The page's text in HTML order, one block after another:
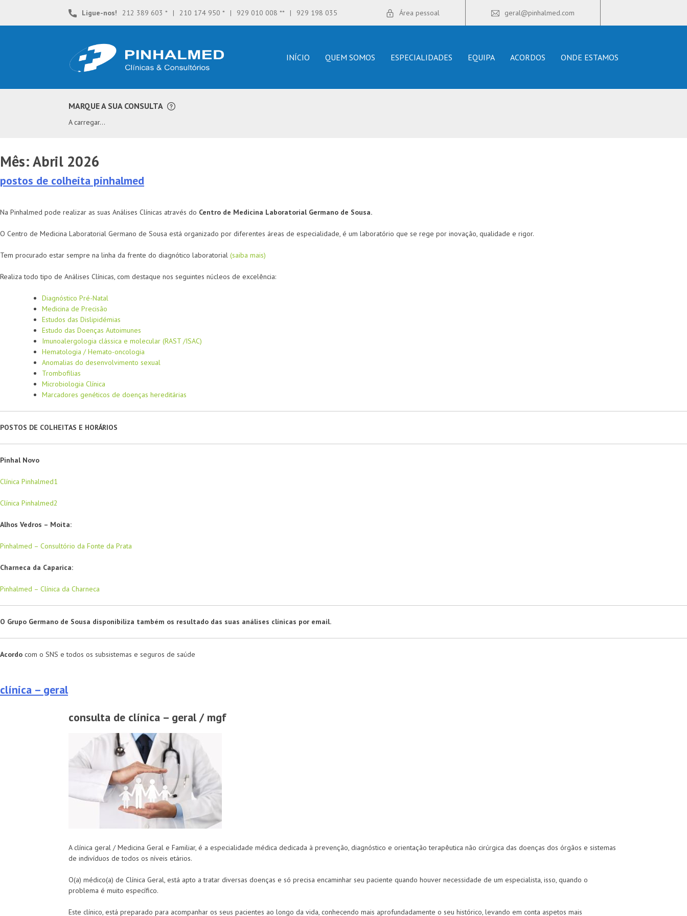
content
Ligue-nos! 212 389 603 * | 210 174 950 * | 929 010 008 ** | 929 198 035 Área pessoal geral@pinhalmed.com
INÍCIO QUEM SOMOS ESPECIALIDADES EQUIPA ACORDOS ONDE ESTAMOS
MARQUE A SUA CONSULTA
A carregar...
Mês: Abril 2026
postos de colheita pinhalmed
Na Pinhalmed pode realizar as suas Análises Clínicas através do Centro de Medicina Laboratorial Germano de Sousa.
O Centro de Medicina Laboratorial Germano de Sousa está organizado por diferentes áreas de especialidade, é um laboratório que se rege por inovação, qualidade e rigor.
Tem procurado estar sempre na linha da frente do diagnótico laboratorial (saiba mais)
Realiza todo tipo de Análises Clínicas, com destaque nos seguintes núcleos de excelência:
Diagnóstico Pré-Natal
Medicina de Precisão
Estudos das Dislipidémias
Estudo das Doenças Autoimunes
Imunoalergologia clássica e molecular (RAST /ISAC)
Hematologia / Hemato-oncologia
Anomalias do desenvolvimento sexual
Trombofilias
Microbiologia Clínica
Marcadores genéticos de doenças hereditárias
POSTOS DE COLHEITAS E HORÁRIOS
Pinhal Novo
Clínica Pinhalmed1
Clínica Pinhalmed2
Alhos Vedros – Moita:
Pinhalmed – Consultório da Fonte da Prata
Charneca da Caparica:
Pinhalmed – Clínica da Charneca
O Grupo Germano de Sousa disponibiliza também os resultado das suas análises clínicas por email.
Acordo com o SNS e todos os subsistemas e seguros de saúde
clínica – geral
consulta de clínica – geral / mgf
A clínica geral / Medicina Geral e Familiar, é a especialidade médica dedicada à prevenção, diagnóstico e orientação terapêutica não cirúrgica das doenças dos órgãos e sistemas
de indivíduos de todos os níveis etários.
O(a) médico(a) de Clínica Geral, está apto a tratar diversas doenças e só precisa encaminhar seu paciente quando houver necessidade de um especialista, isso, quando o
problema é muito específico.
Este clínico, está preparado para acompanhar os seus pacientes ao longo da vida, conhecendo mais aprofundadamente o seu histórico, levando em conta aspetos mais